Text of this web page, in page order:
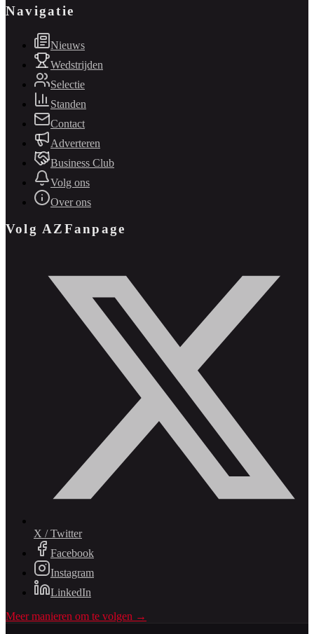
Navigatie
Nieuws
Wedstrijden
Selectie
Standen
Contact
Adverteren
Business Club
Volg ons
Over ons
Volg AZFanpage
X / Twitter
Facebook
Instagram
LinkedIn
Meer manieren om te volgen →